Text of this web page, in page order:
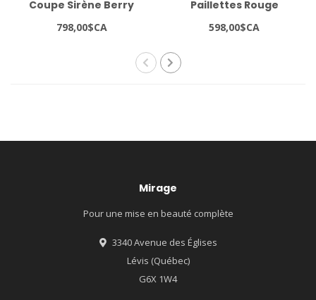
Coupe Sirène Berry
798,00$CA
Paillettes Rouge
598,00$CA
Mirage
Pour une mise en beauté complète
3340 Avenue des Églises
Lévis (Québec)
G6X 1W4